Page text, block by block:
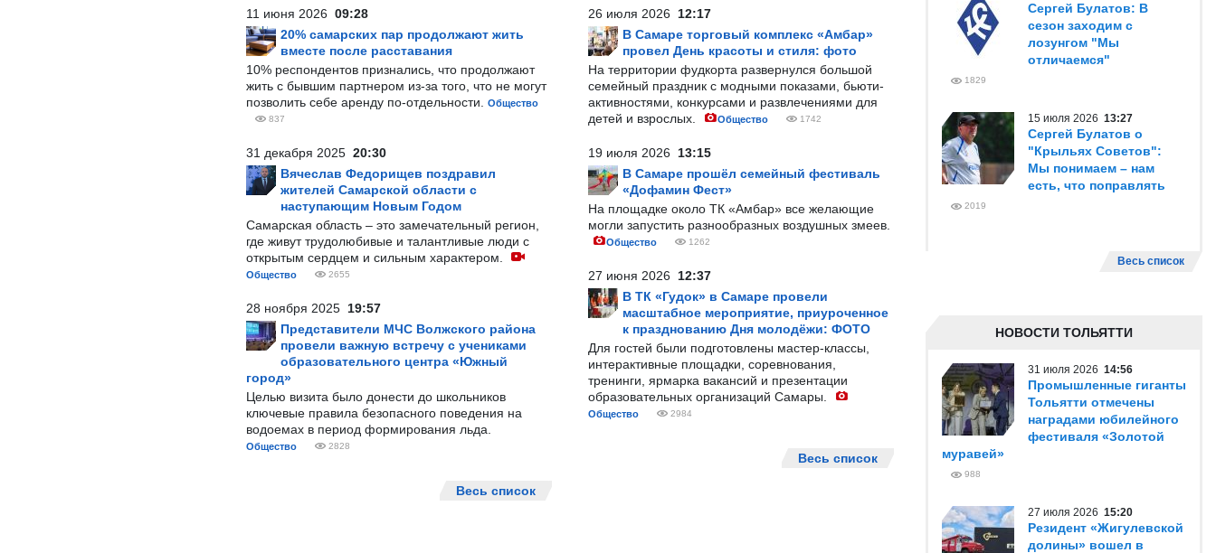
11 июня 2026 09:28
20% самарских пар продолжают жить
вместе после расставания
10% респондентов признались, что продолжают
жить с бывшим партнером из-за того, что не могут
позволить себе аренду по-отдельности.
Общество
837
31 декабря 2025 20:30
Вячеслав Федорищев поздравил
жителей Самарской области с
наступающим Новым Годом
Самарская область – это замечательный регион,
где живут трудолюбивые и талантливые люди с
открытым сердцем и сильным характером.
Общество 2655
28 ноября 2025 19:57
Представители МЧС Волжского района
провели важную встречу с учениками
образовательного центра «Южный
город»
Целью визита было донести до школьников
ключевые правила безопасного поведения на
водоемах в период формирования льда.
Общество 2828
Весь список
26 июля 2026 12:17
В Самаре торговый комплекс «Амбар»
провел День красоты и стиля: фото
На территории фудкорта развернулся большой
семейный праздник с модными показами, бьюти-
активностями, конкурсами и развлечениями для
детей и взрослых.
Общество 1742
19 июля 2026 13:15
В Самаре прошёл семейный фестиваль
«Дофамин Фест»
На площадке около ТК «Амбар» все желающие
могли запустить разнообразных воздушных змеев.
Общество 1262
27 июня 2026 12:37
В ТК «Гудок» в Самаре провели
масштабное мероприятие, приуроченное
к празднованию Дня молодёжи: ФОТО
Для гостей были подготовлены мастер-классы,
интерактивные площадки, соревнования,
тренинги, ярмарка вакансий и презентации
образовательных организаций Самары.
Общество 2984
Весь список
Сергей Булатов: В
сезон заходим с
лозунгом "Мы
отличаемся"
1829
15 июля 2026 13:27
Сергей Булатов о
"Крыльях Советов":
Мы понимаем – нам
есть, что поправлять
2019
Весь список
НОВОСТИ ТОЛЬЯТТИ
31 июля 2026 14:56
Промышленные гиганты
Тольятти отмечены
наградами юбилейного
фестиваля «Золотой
муравей»
988
27 июля 2026 15:20
Резидент «Жигулевской
долины» вошел в